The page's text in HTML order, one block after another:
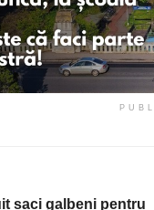
saci galbeni pentru